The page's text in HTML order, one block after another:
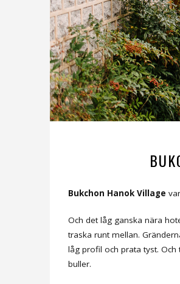
Bukchon Hanok Village
Och det låg ganska nära
traska runt mellan.
låg profil och prata tyst.
buller.